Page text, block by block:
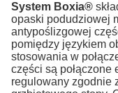
System Boxia®
opaski podudziowej
antypoślizgowej
pomiędzy językiem
stosowania w
części są połączone
regulowany zgodnie